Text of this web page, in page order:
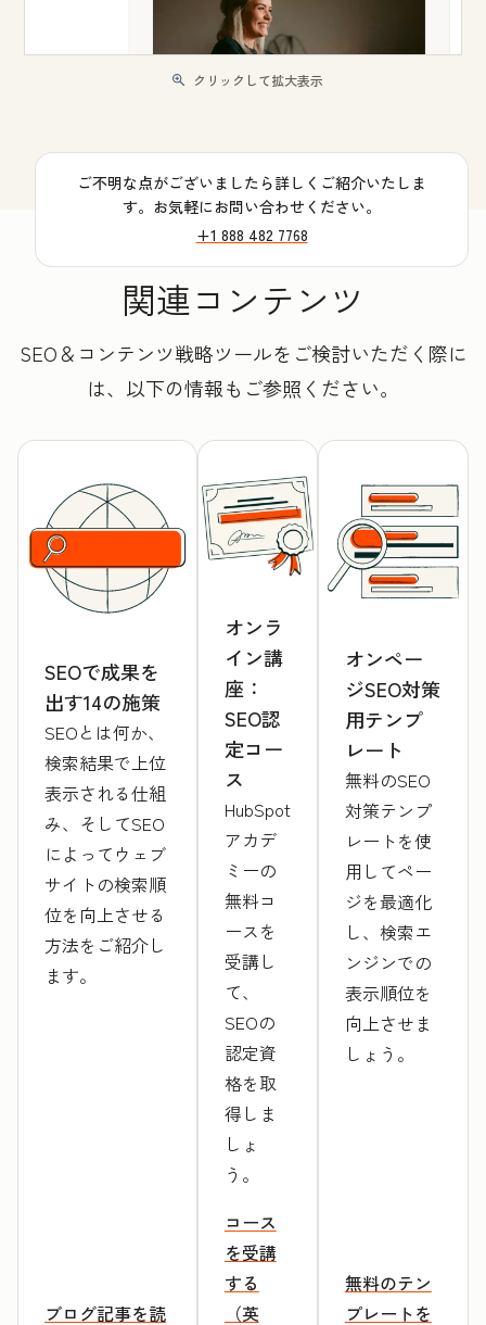
クリックして拡大表示
ご不明な点がございましたら詳しくご紹介いたしま
す。お気軽にお問い合わせください。
+1 888 482 7768
関連コンテンツ
SEO＆コンテンツ戦略ツールをご検討いただく際に
は、以下の情報もご参照ください。
SEOで成果を
出す14の施策
SEOとは何か、
検索結果で上位
表示される仕組
み、そしてSEO
によってウェブ
サイトの検索順
位を向上させる
方法をご紹介し
ます。
ブログ記事を読
オンラ
イン講
座：
SEO認
定コー
ス
HubSpot
アカデ
ミーの
無料コ
ースを
受講し
て、
SEOの
認定資
格を取
得しま
しょ
う。
コース
を受講
する
（英
オンペー
ジSEO対策
用テンプ
レート
無料のSEO
対策テンプ
レートを使
用してペー
ジを最適化
し、検索エ
ンジンでの
表示順位を
向上させま
しょう。
無料のテン
プレートを